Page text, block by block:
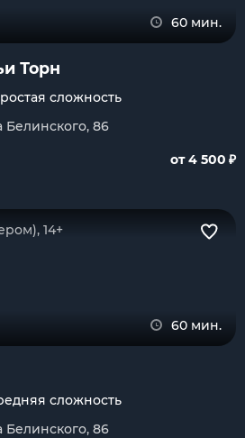
60 мин.
Торн
сложность
Белинского, 86
от 4 500 ₽
14+
60 мин.
сложность
Белинского, 86